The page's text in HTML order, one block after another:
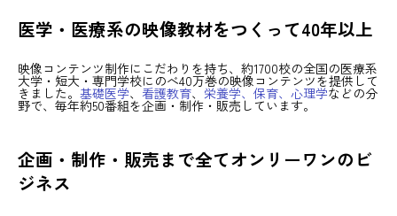
医学・医療系の映像教材をつくって40年以上
映像コンテンツ制作にこだわりを持ち、約1700校の全国の医療系
大学・短大・専門学校にのべ40万巻の映像コンテンツを提供して
きました。 基礎医学、 看護教育、 栄養学、保育、心理学などの分
野で、毎年約50番組を企画・制作・販売しています。
企画・制作・販売まで全てオンリーワンのビ
ジネス